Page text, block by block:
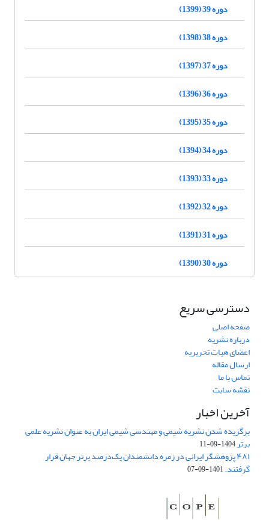
دوره 39 (1399)
دوره 38 (1398)
دوره 37 (1397)
دوره 36 (1396)
دوره 35 (1395)
دوره 34 (1394)
دوره 33 (1393)
دوره 32 (1392)
دوره 31 (1391)
دوره 30 (1390)
دسترسی سریع
صفحه اصلی
درباره نشریه
اعضای هیات تحریریه
ارسال مقاله
تماس با ما
نقشه سایت
آخرین اخبار
برگزیده شدن نشریه شیمی و مهندسی شیمی ایران به عنوان نشریه علمی
برتر1404-09-11
۴۸۱ پژوهشگر ایرانی در زمره دانشمندان یک‌درصد برتر جهان قرار
گرفتند.1401-09-07